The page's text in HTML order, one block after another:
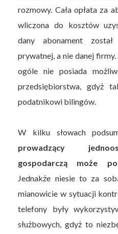
rozmowy. Cała opłata za
wliczona do kosztów
dany abonament
prywatnej, a nie danej
ogóle nie posiada
przedsiębiorstwa, gdyż
podatnikowi bilingów.
W kilku słowach
prowadzący
gospodarczą może
Jednakże niesie to za
mianowicie w sytuacji
telefony były
służbowych, gdyż to